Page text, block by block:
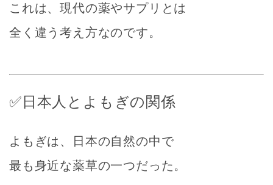
これは、現代の薬やサプリとは
全く違う考え方なのです。
✅日本人とよもぎの関係
よもぎは、日本の自然の中で
最も身近な薬草の一つだった。